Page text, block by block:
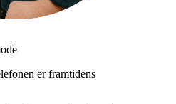
er framtidens